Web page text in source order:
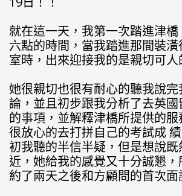
就在這一天，我第一次踏進津
六點的時間，當我踏進那間裝
室時，出來迎接我的是親切可人
她很親切也很有耐心的聽我說
論，並且初步跟我分析了去英
的事項，並解釋津橋所提供的
很放心的去打拼自己的考試成
初我聽的半信半疑，但是想說
近，她給我的感覺又十分誠懇
約了兩天之後和方顧問的首次面